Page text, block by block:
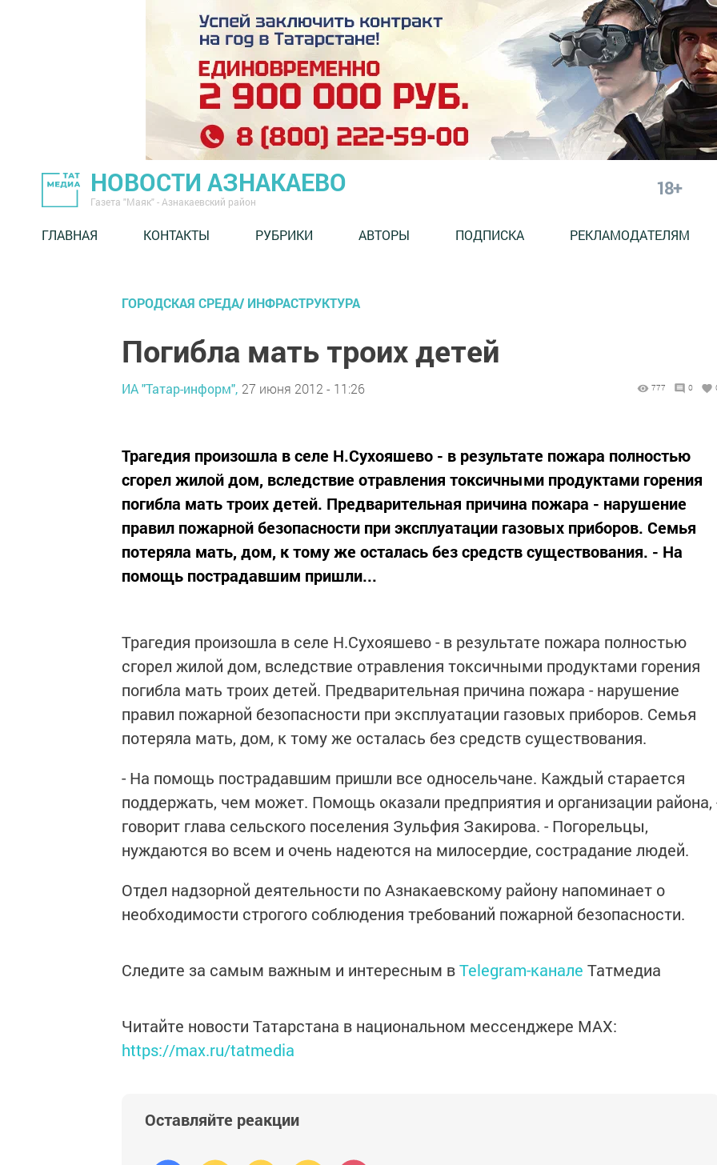
НОВОСТИ АЗНАКАЕВО
Газета "Маяк" - Азнакаевский район
18+
ГЛАВНАЯ КОНТАКТЫ РУБРИКИ АВТОРЫ ПОДПИСКА РЕКЛАМОДАТЕЛЯМ
ГОРОДСКАЯ СРЕДА/ ИНФРАСТРУКТУРА
Погибла мать троих детей
ИА "Татар-информ", 27 июня 2012 - 11:26 777 0
Трагедия произошла в селе Н.Сухояшево - в результате пожара полностью
сгорел жилой дом, вследствие отравления токсичными продуктами горения
погибла мать троих детей. Предварительная причина пожара - нарушение
правил пожарной безопасности при эксплуатации газовых приборов. Семья
потеряла мать, дом, к тому же осталась без средств существования. - На
помощь пострадавшим пришли...
Трагедия произошла в селе Н.Сухояшево - в результате пожара полностью
сгорел жилой дом, вследствие отравления токсичными продуктами горения
погибла мать троих детей. Предварительная причина пожара - нарушение
правил пожарной безопасности при эксплуатации газовых приборов. Семья
потеряла мать, дом, к тому же осталась без средств существования.
- На помощь пострадавшим пришли все односельчане. Каждый старается
поддержать, чем может. Помощь оказали предприятия и организации района,
говорит глава сельского поселения Зульфия Закирова. - Погорельцы,
нуждаются во всем и очень надеются на милосердие, сострадание людей.
Отдел надзорной деятельности по Азнакаевскому району напоминает о
необходимости строгого соблюдения требований пожарной безопасности.
Следите за самым важным и интересным вTelegram-канале Татмедиа
Читайте новости Татарстана в национальном мессенджере MАХ:
https://max.ru/tatmedia
Оставляйте реакции